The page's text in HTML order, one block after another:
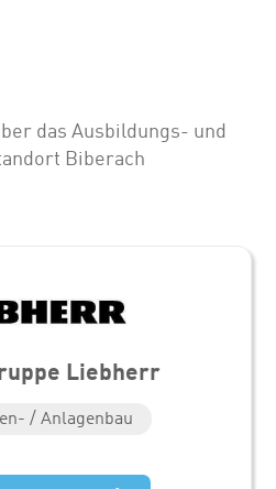
das Ausbildungs- und
Biberach
Liebherr
/ Anlagenbau